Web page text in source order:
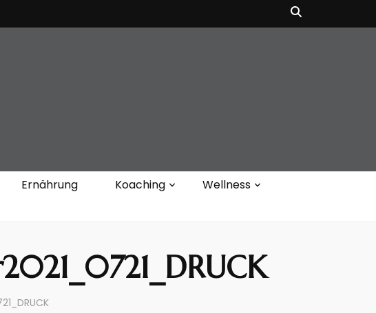
Ernährung Koaching
Wellness